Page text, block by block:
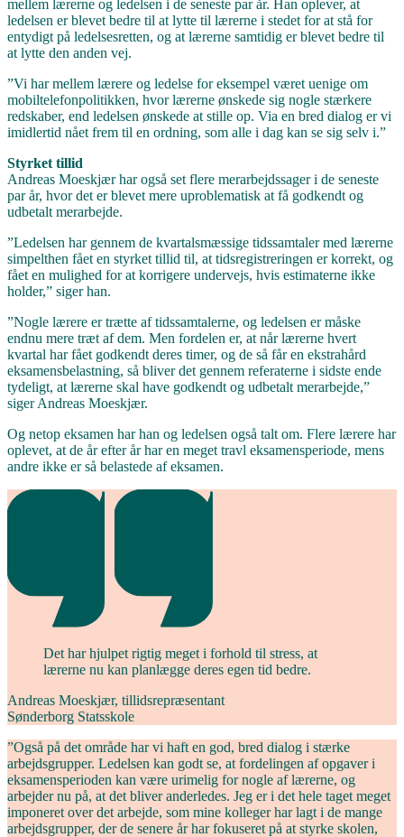
mellem lærerne og ledelsen i de seneste par år. Han oplever, at
ledelsen er blevet bedre til at lytte til lærerne i stedet for at stå for
entydigt på ledelsesretten, og at lærerne samtidig er blevet bedre til
at lytte den anden vej.
”Vi har mellem lærere og ledelse for eksempel været uenige om
mobiltelefonpolitikken, hvor lærerne ønskede sig nogle stærkere
redskaber, end ledelsen ønskede at stille op. Via en bred dialog er vi
imidlertid nået frem til en ordning, som alle i dag kan se sig selv i.”
Styrket tillid
Andreas Moeskjær har også set flere merarbejdssager i de seneste
par år, hvor det er blevet mere uproblematisk at få godkendt og
udbetalt merarbejde.
”Ledelsen har gennem de kvartalsmæssige tidssamtaler med lærerne
simpelthen fået en styrket tillid til, at tidsregistreringen er korrekt, og
fået en mulighed for at korrigere undervejs, hvis estimaterne ikke
holder,” siger han.
”Nogle lærere er trætte af tidssamtalerne, og ledelsen er måske
endnu mere træt af dem. Men fordelen er, at når lærerne hvert
kvartal har fået godkendt deres timer, og de så får en ekstrahård
eksamensbelastning, så bliver det gennem referaterne i sidste ende
tydeligt, at lærerne skal have godkendt og udbetalt merarbejde,”
siger Andreas Moeskjær.
Og netop eksamen har han og ledelsen også talt om. Flere lærere har
oplevet, at de år efter år har en meget travl eksamensperiode, mens
andre ikke er så belastede af eksamen.
Det har hjulpet rigtig meget i forhold til stress, at
lærerne nu kan planlægge deres egen tid bedre.
Andreas Moeskjær, tillidsrepræsentant
Sønderborg Statsskole
”Også på det område har vi haft en god, bred dialog i stærke
arbejdsgrupper. Ledelsen kan godt se, at fordelingen af opgaver i
eksamensperioden kan være urimelig for nogle af lærerne, og
arbejder nu på, at det bliver anderledes. Jeg er i det hele taget meget
imponeret over det arbejde, som mine kolleger har lagt i de mange
arbejdsgrupper, der de senere år har fokuseret på at styrke skolen,